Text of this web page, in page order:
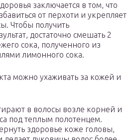
заключается в том, что
от перхоти и укрепляет
Чтобы получить
достаточно смешать 2
сока, полученного из
лимонного сока.
можно ухаживать за кожей и
в волосы возле корней и
под теплым полотенцем.
здоровье коже головы,